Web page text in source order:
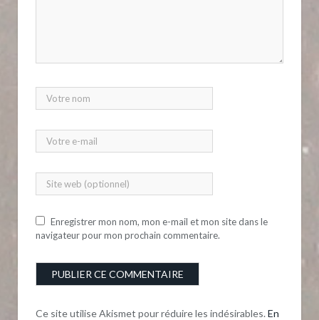
Enregistrer mon nom, mon e-mail et mon site dans le
navigateur pour mon prochain commentaire.
Ce site utilise Akismet pour réduire les indésirables. En